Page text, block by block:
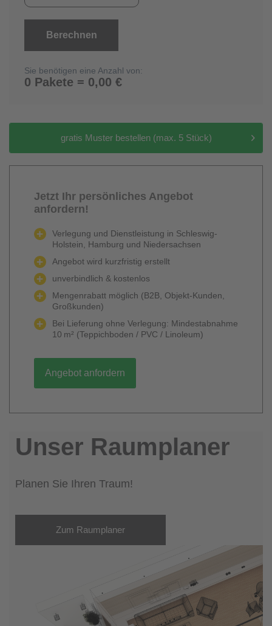
Berechnen
Sie benötigen eine Anzahl von:
0 Pakete = 0,00 €
gratis Muster bestellen (max. 5 Stück)
Jetzt Ihr persönliches Angebot
anfordern!
Verlegung und Dienstleistung in Schleswig-
Holstein, Hamburg und Niedersachsen
Angebot wird kurzfristig erstellt
unverbindlich & kostenlos
Mengenrabatt möglich (B2B, Objekt-Kunden,
Großkunden)
Bei Lieferung ohne Verlegung: Mindestabnahme
10 m² (Teppichboden / PVC / Linoleum)
Angebot anfordern
Unser Raumplaner
Planen Sie Ihren Traum!
Zum Raumplaner